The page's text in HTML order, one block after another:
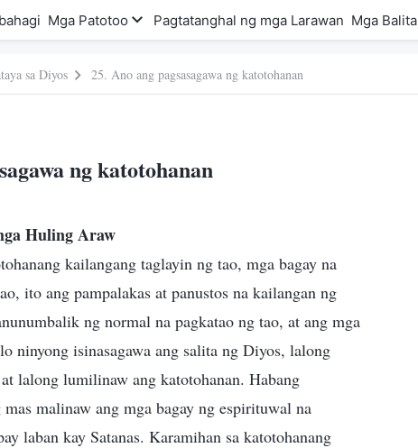
Mga Patotoo Pagtatanghal ng mga Larawan Mga Balita
sa Diyos 25. Ano ang pagsasagawa ng katotohanan
ng katotohanan
Huling Araw
kailangang taglayin ng tao, mga bagay na
ito ang pampalakas at panustos na kailangan ng
ng normal na pagkatao ng tao, at ang mga
ninyong isinasagawa ang salita ng Diyos, lalong
lalong lumilinaw ang katotohanan. Habang
malinaw ang mga bagay ng espirituwal na
laban kay Satanas. Karamihan sa katotohanang